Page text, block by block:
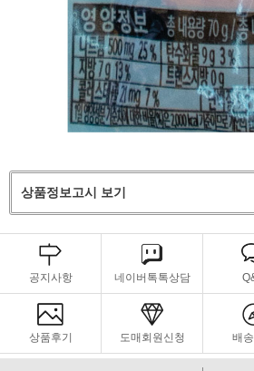
상품정보고시 보기
공지사항 네이버톡톡상담
상품후기 도매회원신청 배